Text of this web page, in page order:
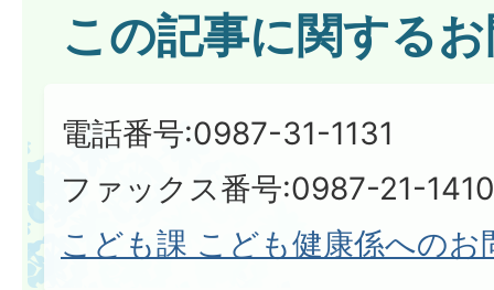
この記事に関する
電話番号:0987-31-1131
ファックス番号:0987-21-1410​​​​​​​
こども課 こども健康係へのお